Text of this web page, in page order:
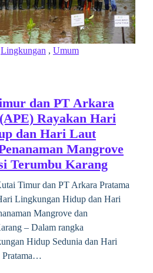
Lingkungan , Umum
dan PT Arkara
Rayakan Hari
dan Hari Laut
Mangrove
Terumbu Karang
Timur dan PT Arkara Pratama
Lingkungan Hidup dan Hari
Mangrove dan
– Dalam rangka
Hidup Sedunia dan Hari
Pratama…